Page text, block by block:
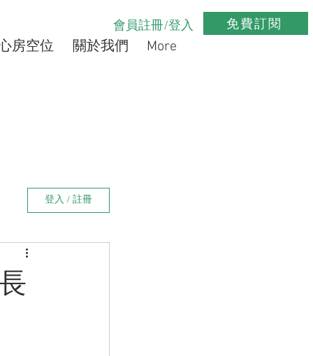
會員註冊/登入 免費訂閱
房空位 關於我們 More
登入 / 註冊